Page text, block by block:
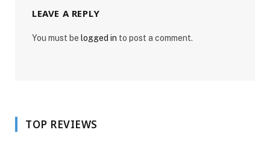
LEAVE A REPLY
You must be logged in to post a comment.
TOP REVIEWS